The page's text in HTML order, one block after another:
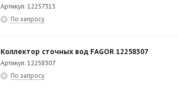
Артикул: 12257315
По запросу
Коллектор сточных вод FAGOR 12258307
Артикул: 12258307
По запросу